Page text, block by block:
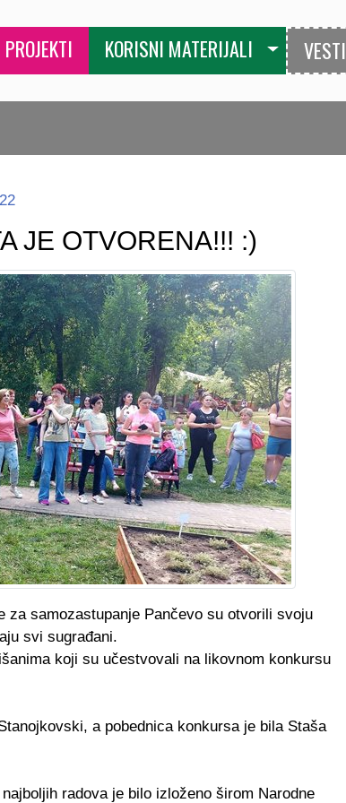
PROJEKTI KORISNI MATERIJALI VESTI
JE OTVORENA!!! :)
za samozastupanje Pančevo su otvorili svoju
svi sugrađani.
koji su učestvovali na likovnom konkursu
a pobednica konkursa je bila Staša
radova je bilo izloženo širom Narodne